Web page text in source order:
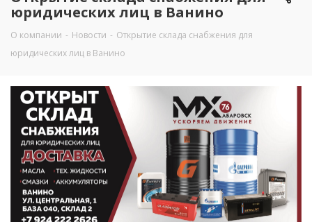
юридических лиц в Ванино
О компании - Новости - Открытие склада снабжения для
юридических лиц в Ванино